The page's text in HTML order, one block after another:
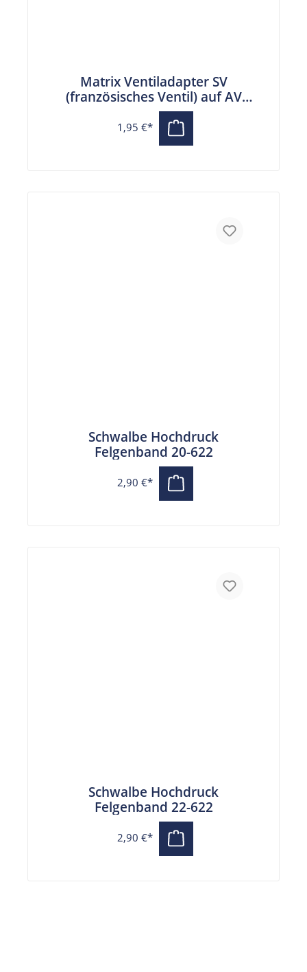
Matrix Ventiladapter SV
(französisches Ventil) auf AV
(Autoventil)
1,95 €*
Schwalbe Hochdruck
Felgenband 20-622
2,90 €*
Schwalbe Hochdruck
Felgenband 22-622
2,90 €*